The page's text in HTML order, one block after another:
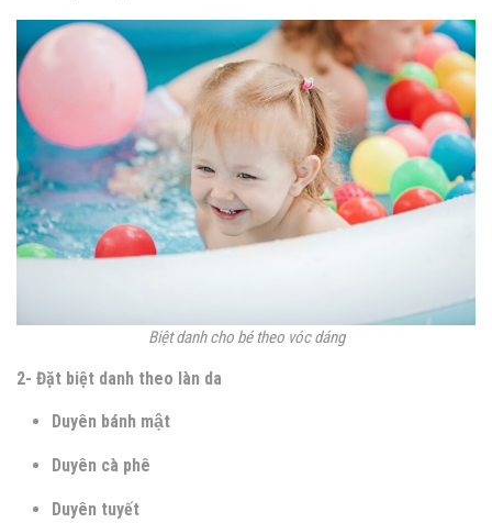
Biệt danh cho bé theo vóc dáng
2- Đặt biệt danh theo làn da
Duyên bánh mật
Duyên cà phê
Duyên tuyết